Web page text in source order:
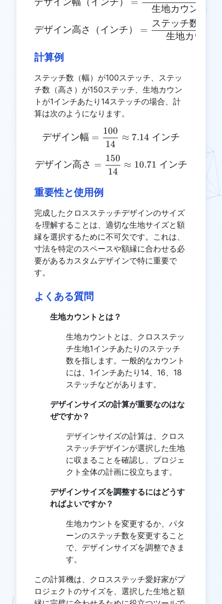
生地カウント
\text{デザイン高さ（イ
デザイン高さ（インチ） =
生地カウント
ステッチ数（高
計算例
ステッチ数（幅）が100ステッチ、ステッ
チ数（高さ）が150ステッチ、生地カウン
トが1インチあたり14ステッチの場合、計
算は次のようになります。
\text{デザイン幅} =
デザイン幅 =
14
100
≈ 7.14 インチ
\text{デザイン高さ} =
デザイン高さ =
14
150
≈ 10.71 インチ
重要性と使用例
完成したクロスステッチデザインのサイズ
を理解することは、適切な生地サイズと額
縁を選択するために不可欠です。これは、
寸法を特定のスペースや額縁に合わせる必
要があるカスタムデザインで特に重要で
す。
よくある質問
生地カウントとは？
生地カウントとは、クロスステッ
チ生地1インチあたりのステッチ
数を指します。一般的なカウント
には、1インチあたり14、16、18
ステッチなどがあります。
デザインサイズの計算が重要なのはな
ぜですか？
デザインサイズの計算は、クロス
ステッチデザインが選択した生地
に収まることを確認し、プロジェ
クト全体の計画に役立ちます。
デザインサイズを調整するにはどうす
ればよいですか？
生地カウントを変更するか、パタ
ーンのステッチ数を変更すること
で、デザインサイズを調整できま
す。
この計算機は、クロスステッチ愛好家がプ
ロジェクトのサイズを、選択した生地と額